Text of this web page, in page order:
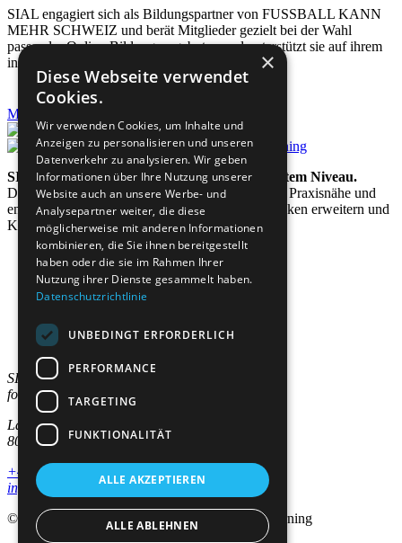
SIAL engagiert sich als Bildungspartner von FUSSBALL KANN
MEHR SCHWEIZ und berät Mitglieder gezielt bei der Wahl
passender Online-Bildungsangeboten und unterstützt sie auf ihrem
individuellen Bildungsweg.
Mehr erfahren
SIAL steht für lebenslanges Lernen auf höchstem Niveau.
Das Institut verbindet akademische Exzellenz mit Praxisnähe und
entwickelt Programme, die Wissen vertiefen, Denken erweitern und
Karrieren nachhaltig gestalten.
Studienangebote
Für Unternehmen
Institut
SIAL Swiss Institut
for Advanced Learning AG
Lagerstrasse 5
8004 Zürich
+41 44 244 10 00
info@sial.ch
© 2026 SIAL | Swiss Institute for Advanced Learning
×
Diese Webseite verwendet
Cookies.
Wir verwenden Cookies, um Inhalte und
Anzeigen zu personalisieren und unseren
Datenverkehr zu analysieren. Wir geben
Informationen über Ihre Nutzung unserer
Website auch an unsere Werbe- und
Analysepartner weiter, die diese
möglicherweise mit anderen Informationen
kombinieren, die Sie ihnen bereitgestellt
haben oder die sie im Rahmen Ihrer
Nutzung ihrer Dienste gesammelt haben.
Datenschutzrichtlinie
UNBEDINGT ERFORDERLICH
PERFORMANCE
TARGETING
FUNKTIONALITÄT
ALLE AKZEPTIEREN
ALLE ABLEHNEN